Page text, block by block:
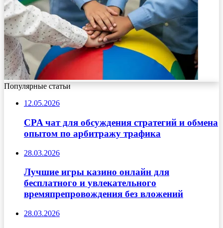
Популярные статьи
12.05.2026
CPA чат для обсуждения стратегий и обмена
опытом по арбитражу трафика
28.03.2026
Лучшие игры казино онлайн для
бесплатного и увлекательного
времяпрепровождения без вложений
28.03.2026